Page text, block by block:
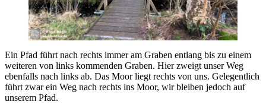
Ein Pfad führt nach rechts immer am Graben entlang bis zu einem
weiteren von links kommenden Graben. Hier zweigt unser Weg
ebenfalls nach links ab. Das Moor liegt rechts von uns. Gelegentlich
führt zwar ein Weg nach rechts ins Moor, wir bleiben jedoch auf
unserem Pfad.